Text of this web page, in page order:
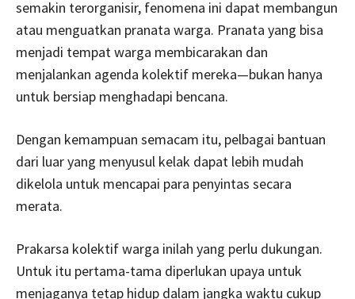
semakin terorganisir, fenomena ini dapat membangun
atau menguatkan pranata warga. Pranata yang bisa
menjadi tempat warga membicarakan dan
menjalankan agenda kolektif mereka—bukan hanya
untuk bersiap menghadapi bencana.
Dengan kemampuan semacam itu, pelbagai bantuan
dari luar yang menyusul kelak dapat lebih mudah
dikelola untuk mencapai para penyintas secara
merata.
Prakarsa kolektif warga inilah yang perlu dukungan.
Untuk itu pertama-tama diperlukan upaya untuk
menjaganya tetap hidup dalam jangka waktu cukup